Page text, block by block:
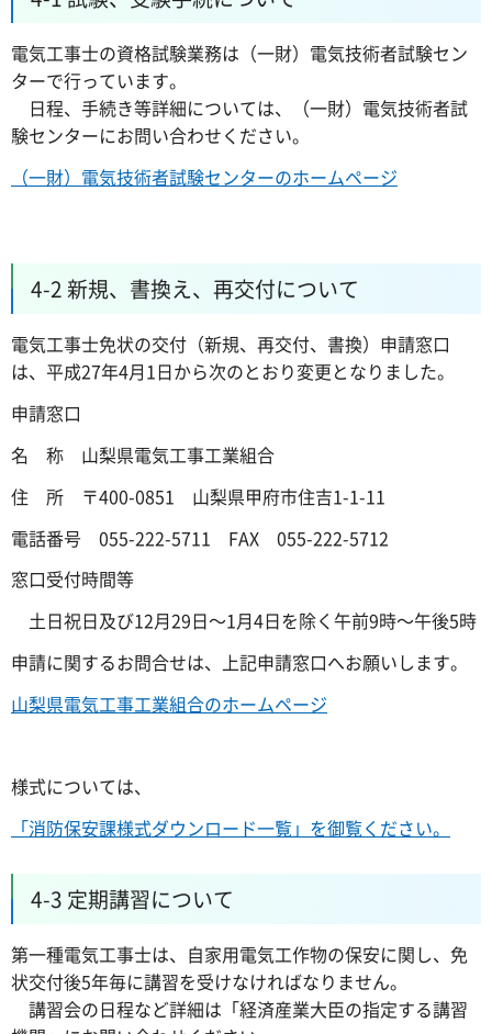
電気工事士の資格試験業務は（一財）電気技術者試験セン
ターで行っています。
日程、手続き等詳細については、（一財）電気技術者試
験センターにお問い合わせください。
（一財）電気技術者試験センターのホームページ
4-2 新規、書換え、再交付について
電気工事士免状の交付（新規、再交付、書換）申請窓口
は、平成27年4月1日から次のとおり変更となりました。
申請窓口
名 称 山梨県電気工事工業組合
住 所 〒400-0851 山梨県甲府市住吉1-1-11
電話番号 055-222-5711 FAX 055-222-5712
窓口受付時間等
土日祝日及び12月29日～1月4日を除く午前9時～午後5時
申請に関するお問合せは、上記申請窓口へお願いします。
山梨県電気工事工業組合のホームページ
様式については、
「消防保安課様式ダウンロード一覧」を御覧ください。
4-3 定期講習について
第一種電気工事士は、自家用電気工作物の保安に関し、免
状交付後5年毎に講習を受けなければなりません。
講習会の日程など詳細は「経済産業大臣の指定する講習